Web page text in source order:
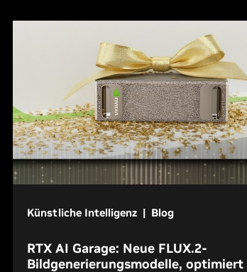
Künstliche Intelligenz | Blog
RTX AI Garage: Neue FLUX.2-
Bildgenerierungsmodelle,